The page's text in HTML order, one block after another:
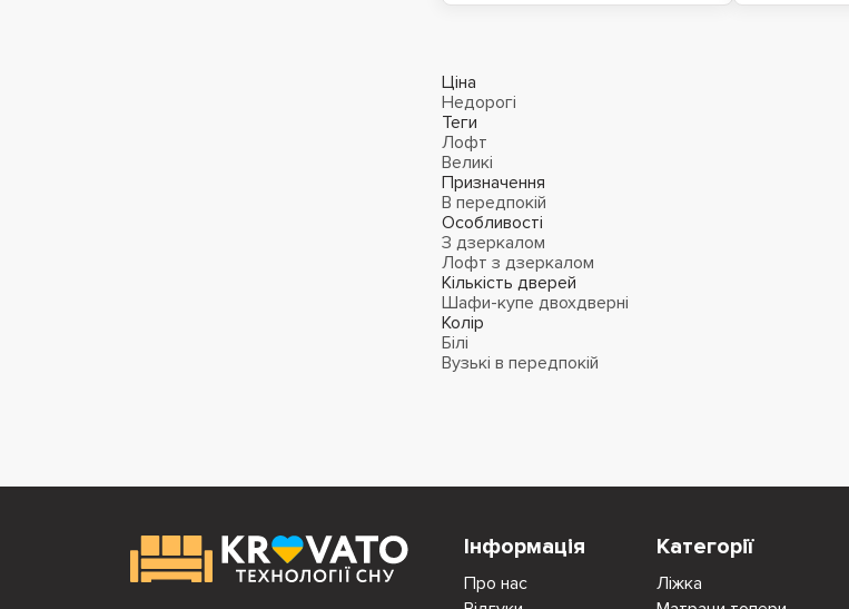
Ціна
Недорогі
Теги
Лофт
Великі
Призначення
В передпокій
Особливості
З дзеркалом
Лофт з дзеркалом
Кількість дверей
Шафи-купе двохдверні
Колір
Білі
Вузькі в передпокій
Інформація
Про нас
Категорії
Ліжка